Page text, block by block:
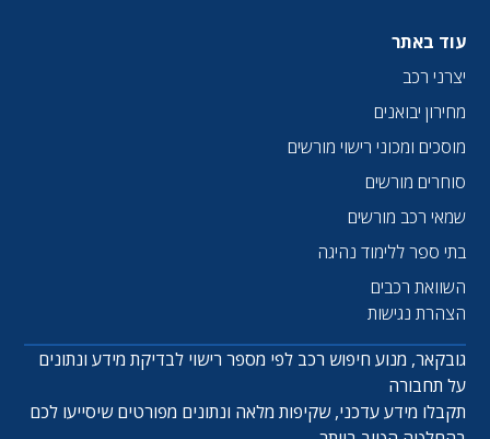
עוד באתר
יצרני רכב
מחירון יבואנים
מוסכים ומכוני רישוי מורשים
סוחרים מורשים
שמאי רכב מורשים
בתי ספר ללימוד נהיגה
השוואת רכבים
הצהרת נגישות
גובקאר, מנוע חיפוש רכב לפי מספר רישוי לבדיקת מידע ונתונים
על תחבורה
תקבלו מידע עדכני, שקיפות מלאה ונתונים מפורטים שיסייעו לכם